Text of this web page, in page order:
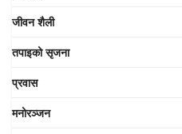
जीवन शैली
तपाइको सृजना
प्रवास
मनोरञ्जन